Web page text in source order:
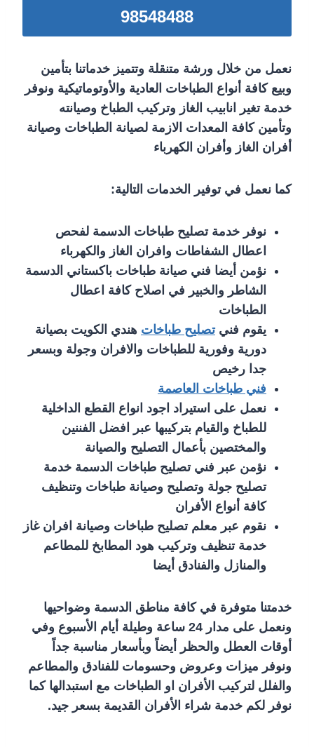
98548488
نعمل من خلال ورشة متنقلة وتتميز خدماتنا بتأمين
وبيع كافة أنواع الطباخات العادية والأوتوماتيكية ونوفر
خدمة تغير انابيب الغاز وتركيب الطباخ وصيانته
وتأمين كافة المعدات الازمة لصيانة الطباخات وصيانة
أفران الغاز وأفران الكهرباء
كما نعمل في توفير الخدمات التالية:
نوفر خدمة تصليح طباخات الدسمة لفحص
اعطال الشفاطات وافران الغاز والكهرباء
نؤمن أيضا فني صيانة طباخات باكستاني الدسمة
الشاطر والخبير في اصلاح كافة اعطال
الطباخات
يقوم فنيتصليح طباخات هندي الكويت بصيانة
دورية وفورية للطباخات والافران وجولة وبسعر
جدا رخيص
فني طباخات العاصمة
نعمل على استيراد اجود انواع القطع الداخلية
للطباخ والقيام بتركيبها عبر افضل الفننين
والمختصين بأعمال التصليح والصيانة
نؤمن عبر فني تصليح طباخات الدسمة خدمة
تصليح جولة وتصليح وصيانة طباخات وتنظيف
كافة أنواع الأفران
نقوم عبر معلم تصليح طباخات وصيانة افران غاز
خدمة تنظيف وتركيب هود المطابخ للمطاعم
والمنازل والفنادق أيضا
خدمتنا متوفرة في كافة مناطق الدسمة وضواحيها
ونعمل على مدار 24 ساعة وطيلة أيام الأسبوع وفي
أوقات العطل والحظر أيضاً وبأسعار مناسبة جداً
ونوفر ميزات وعروض وحسومات للفنادق والمطاعم
والفلل لتركيب الأفران او الطباخات مع استبدالها كما
نوفر لكم خدمة شراء الأفران القديمة بسعر جيد.